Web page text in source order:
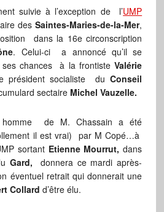
suivie à l’exception de l’UMP
desSaintes-Maries-de-la-Mer,
dans la 16e circonscription
. Celui-ci a annoncé qu’il se
ses chances à la frontisteValérie
président socialiste duConseil
sectaire Michel Vauzelle.
homme de M. Chassain a été
il est vrai) par M Copé…à
sortant Etienne Mourrut, dans
Gard,
donnera ce mardi après-
éventuel retrait qui donnerait une
Collard d’être élu.